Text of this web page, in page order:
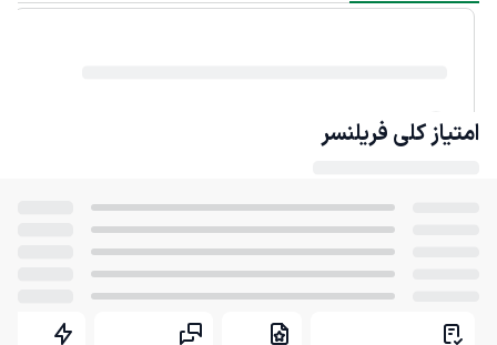
امتیاز کلی فریلنسر